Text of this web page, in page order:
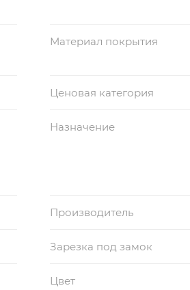
Материал покрытия
Ценовая категория
Назначение
Производитель
Зарезка под замок
Цвет